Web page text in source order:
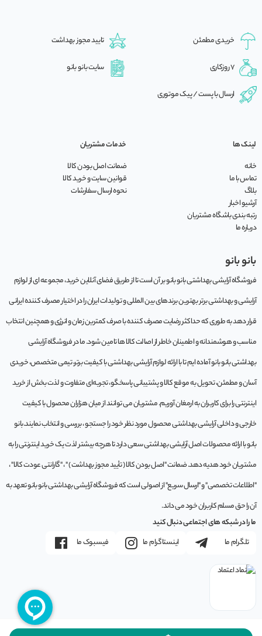
خریدی مطمئن تایید مجوز بهداشت
7 روزکاری سایت بانو بانو
ارسال با پست / پیک موتوری
لینک ها
خانه
تماس با ما
بلاگ
آرشیو اخبار
رتبه بندی باشگاه مشتریان
درباره ما
خدمات مشتریان
ضمانت اصل بودن کالا
قوانین سایت و خرید کالا
نحوه ارسال سفارشات
بانو بانو
فروشگاه آرایشی بهداشتی بانو بانو بر آن است تا از طریق فضای آنلاین خرید، مجموعه‌ ای از لوازم
آرایشی و بهداشتی برتر بهترین برندهای بین المللی و تولیدات ایران را در اختیار مصرف کننده ایرانی
قرار دهد به طوری که حداکثر رضایت مصرف کننده با صرف کمترین زمان و انرژی و همچنین انتخاب
مناسب و هوشمندانه و اطمینان خاطر از اصالت کالا ها تامین شود. ما در فروشگاه آرایشی
بهداشتی بانو بانو آماده ایم تا با ارائه لوازم آرایشی بهداشتی با کیفیت برتر، تیمی متخصص، خریدی
آسان و مطمئن، تحویل به موقع کالا و پشتیبانی پاسخگو، تجربه‌ای متفاوت و لذت بخش از خرید
اینترنتی را برای کاربران به ارمغان آوریم. مشتريان می توانند از ميان هزاران محصول با کيفيت
خارجی و داخلی آرایشی بهداشتی محصول مورد نظر خود را جستجو ، بررسی و انتخاب نمايند.بانو
بانو با ارائه محصولات اصل آرایشی بهداشتی سعی دارد تا هرچه بیشتر لذت یک خرید اینترنتی را به
مشتریان خود هدیه دهد. ضمانت "اصل بودن کالا ( تأیید مجوز بهداشت ) " ، "گارانتی عودت کالا" ،
"اطلاعات تخصصی" و "ارسال سریع" از اصولی است که فروشگاه آرایشی بهداشتی بانو بانو تعهد به
آن را حق مسلم کاربران خود می داند.
ما را در شبکه های اجتماعی دنبال کنید
تلگرام ما
اینستاگرام ما فیسبوک ما